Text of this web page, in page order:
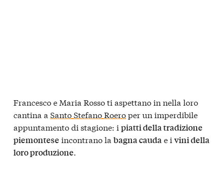
Francesco e Maria Rosso ti aspettano in nella loro
cantina a Santo Stefano Roeroper un imperdibile
appuntamento di stagione: i piatti della tradizione
piemontese incontrano la bagna caudae i vini della
loro produzione.